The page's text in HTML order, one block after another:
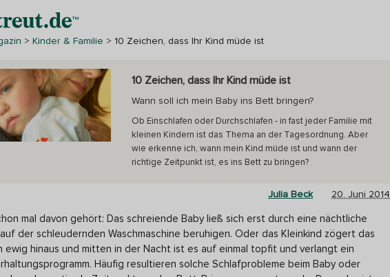
> Kinder & Familie > 10 Zeichen, dass Ihr Kind müde ist
10 Zeichen, dass Ihr Kind müde ist
Wann soll ich mein Baby ins Bett bringen?
Ob Einschlafen oder Durchschlafen - in fast jeder Familie mit
kleinen Kindern ist das Thema an der Tagesordnung. Aber
wie erkenne ich, wann mein Kind müde ist und wann der
richtige Zeitpunkt ist, es ins Bett zu bringen?
Julia Beck 20. Juni 2014
mal davon gehört: Das schreiende Baby ließ sich erst durch eine nächtliche
der schleudernden Waschmaschine beruhigen. Oder das Kleinkind zögert das
ewig hinaus und mitten in der Nacht ist es auf einmal topfit und verlangt ein
Häufig resultieren solche Schlafprobleme beim Baby oder